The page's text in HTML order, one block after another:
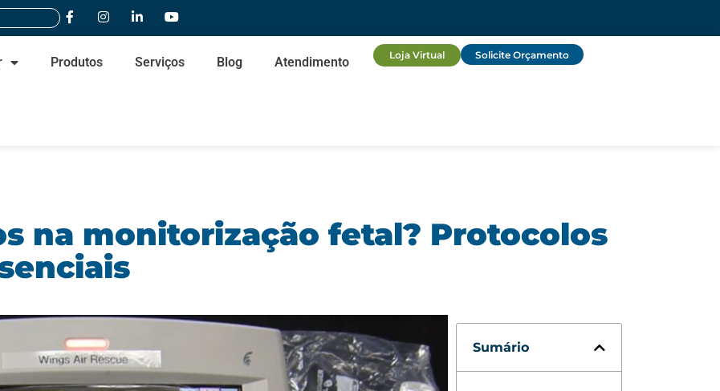
Produtos Serviços Blog Atendimento Loja Virtual Solicite Orçamento
na monitorização fetal? Protocolos
Sumário